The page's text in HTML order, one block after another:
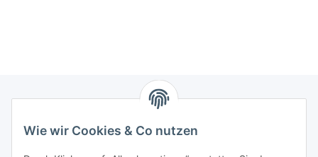
Newsletter Abonnieren
Wie wir Cookies & Co nutzen